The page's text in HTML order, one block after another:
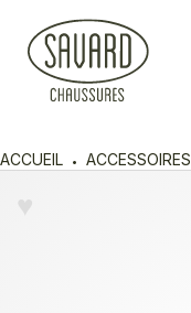
ACCUEIL ACCESSOIRES